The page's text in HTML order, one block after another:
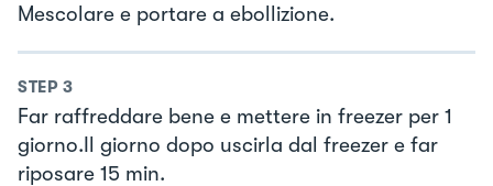
Mescolare e portare a ebollizione.
STEP 3
Far raffreddare bene e mettere in freezer per 1
giorno.Il giorno dopo uscirla dal freezer e far
riposare 15 min.